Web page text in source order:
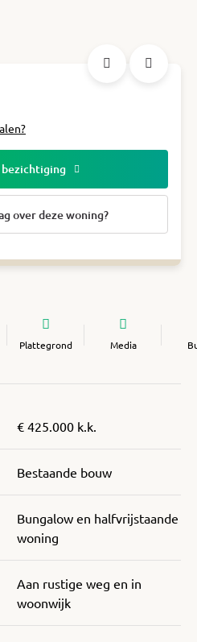
bezichtiging
over deze woning?
Plattegrond Media
€ 425.000 k.k.
Bestaande bouw
Bungalow en halfvrijstaande
woning
Aan rustige weg en in
woonwijk